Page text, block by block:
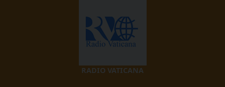
RADIO VATICANA